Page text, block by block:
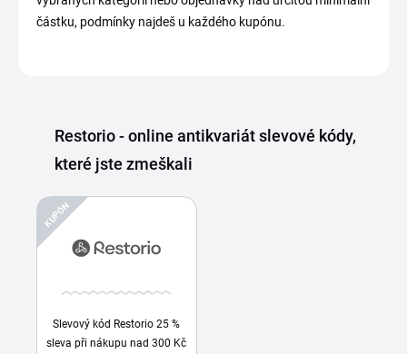
částku, podmínky najdeš u každého kupónu.
Restorio - online antikvariát slevové kódy,
které jste zmeškali
KUPÓN
Slevový kód Restorio 25 %
sleva při nákupu nad 300 Kč